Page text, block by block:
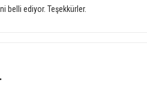
belli ediyor. Teşekkürler.